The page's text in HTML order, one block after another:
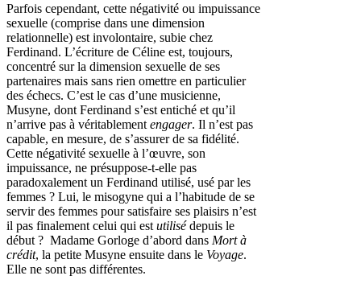
Parfois cependant, cette négativité ou impuissance
sexuelle (comprise dans une dimension
relationnelle) est involontaire, subie chez
Ferdinand. L’écriture de Céline est, toujours,
concentré sur la dimension sexuelle de ses
partenaires mais sans rien omettre en particulier
des échecs. C’est le cas d’une musicienne,
Musyne, dont Ferdinand s’est entiché et qu’il
n’arrive pas à véritablement engager. Il n’est pas
capable, en mesure, de s’assurer de sa fidélité.
Cette négativité sexuelle à l’œuvre, son
impuissance, ne présuppose-t-elle pas
paradoxalement un Ferdinand utilisé, usé par les
femmes ? Lui, le misogyne qui a l’habitude de se
servir des femmes pour satisfaire ses plaisirs n’est
il pas finalement celui qui est utilisédepuis le
début ? Madame Gorloge d’abord dans Mort à
crédit, la petite Musyne ensuite dans le Voyage.
Elle ne sont pas différentes.